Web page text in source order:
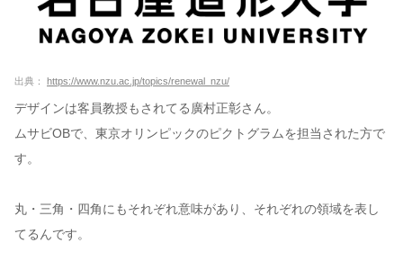
出典： https://www.nzu.ac.jp/topics/renewal_nzu/
デザインは客員教授もされてる廣村正彰さん。
ムサビOBで、東京オリンピックのピクトグラムを担当された方で
す。
丸・三角・四角にもそれぞれ意味があり、それぞれの領域を表し
てるんです。